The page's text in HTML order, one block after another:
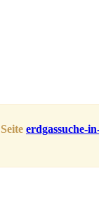
erdgassuche-